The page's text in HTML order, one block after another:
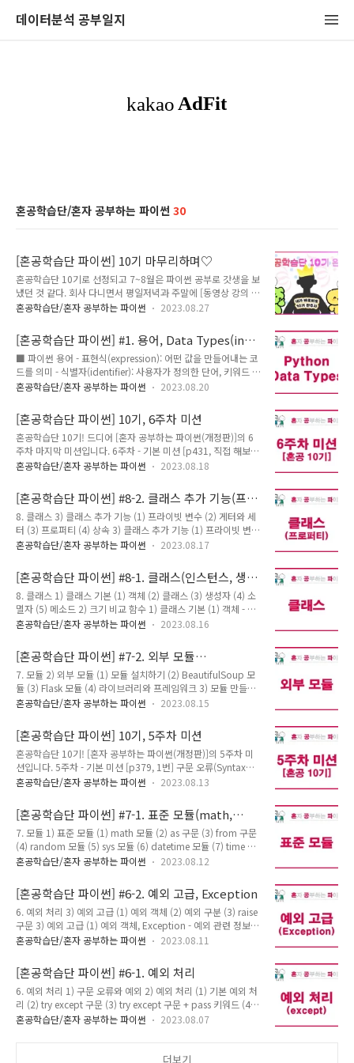
데이터분석 공부일지
혼공학습단/혼자 공부하는 파이썬 30
[혼공학습단 파이썬] 10기 마무리하며♡
혼공학습단 10기로 선정되고 7~8월은 파이썬 공부로 갓생을 보
냈던 것 같다. 회사 다니면서 평일저녁과 주말에 [동영상 강의 수
강 + 책 정독 및 실습 + 블로그 정리 + 미션 수행]까지 열심히 공
질러!! 예~~~) 혼공단의 마무리로 활동하면서 느꼈던 점과 향후
계획 등에 대해 남겨보려 합니다. ■ 활동하면서 느낀 점 이번
10기에는 총 500명의 혼공족이 선발되었는데, 그 중 319명이 1
주차 미션을 제출하고, 최종 완주는 176명(35%)이라고 합니다.
역시 매주 꾸준히 하는 건 쉽지 않은 것 같아 보입니다. 한빛미디
별 맞춤형 댓글 달아주시고, 어떻게든 공부시키려고 격려메시지
와 선..
혼공학습단/혼자 공부하는 파이썬 2023.08.27
[혼공학습단 파이썬] #1. 용어, Data Types(int,
dict, boolean, str, list, tuple)
■ 파이썬 용어 - 표현식(expression): 어떤 값을 만들어내는 코
드를 의미 - 식별자(identifier): 사용자가 정의한 단어, 키워드 단
어X, 숫자 시작X, 공백X - 키워드(keyword): 창시자가 정의한
(comment): 프로그램에 영향을 주지 않는 코드, #으로 시작, 초
록색 글씨 예) # 문자열을 출력합니다. - print( ) : 메시지를 출력
하는 함수 ■ 파이썬 Data Types 1. 숫자형 (Numeric) (1) 정수
(Integer, Int) - 소수점이 없는 숫자 (1, 10, 40297) > a = 10
(2) 실수 (Floating Piont, Float) - 소수점이 있는 숫자 (3.5,
혼공학습단/혼자 공부하는 파이썬 2023.08.20
[혼공학습단 파이썬] 10기, 6주차 미션
혼공학습단 10기! 드디어 [혼자 공부하는 파이썬(개정판)]의 6
주차 마지막 미션입니다. 6주차 - 기본 미션 [p431, 직접 해보는
손코딩: BeautifulSoup 스크레핑 실행하기] 예제 실행 후 결과
flask import Flask from urllib import request from bs4
import BeautifulSoup app = Flask(__name__)
@app.route("/") def hello(): target =
request.urlopen("http://www.kma.go.kr/weather/foreca
st/mid-term-rss3.jsp?stnId=108") soup =
혼공학습단/혼자 공부하는 파이썬 2023.08.18
[혼공학습단 파이썬] #8-2. 클래스 추가 기능(프라
이빗 변수, 게터와 세터, 프로퍼티, 상속)
8. 클래스 3) 클래스 추가 기능 (1) 프라이빗 변수 (2) 게터와 세
터 (3) 프로퍼티 (4) 상속 3) 클래스 추가 기능 (1) 프라이빗 변수
- 클래스 내부 변수를 외부에서 사용할 수 없는 변수 - __변수 이
혼공학습단/혼자 공부하는 파이썬 2023.08.17
[혼공학습단 파이썬] #8-1. 클래스(인스턴스, 생성
자, 메소드)
8. 클래스 1) 클래스 기본 (1) 객체 (2) 클래스 (3) 생성자 (4) 소
멸자 (5) 메소드 2) 크기 비교 함수 1) 클래스 기본 (1) 객체 - 객
체(object): 속성을 가질 수 있는 모든 것 - 객체 지향 프로그래
class) - 'students'가 객체이고, 딕셔너리를 아래와 같은 함수
형태로 생성하면 오타 등의 실수를 줄일 수 있음 def
input_student(name, korean, math, english): return{
"name": name, "korean": korean, "math": math,
"english": english } def total(student): return
혼공학습단/혼자 공부하는 파이썬 2023.08.16
[혼공학습단 파이썬] #7-2. 외부 모듈
(BeautifulSoup, Flask), 모듈 만들기, 디버깅
7. 모듈 2) 외부 모듈 (1) 모듈 설치하기 (2) BeautifulSoup 모
듈 (3) Flask 모듈 (4) 라이브러리와 프레임워크 3) 모듈 만들기
4) 텍스트/바이너리 데이터 (1) 텍스트 데이터 (2) 바이너리 데
이 기본으로 제공하지 않는 모듈 (사용자가 만든 모듈) (1) 모듈
설치하기 - 명령 프롬포트에서 설치! (window+R → cmd 입력
or 터미널에서 입력) - pip install 외부 모듈명: > pip install
Beautifulsoup4 Collecting soupsieve>1.2 (from
Beautifulsoup4) Downloading soupsieve-2.4.1-py3-
혼공학습단/혼자 공부하는 파이썬 2023.08.15
[혼공학습단 파이썬] 10기, 5주차 미션
혼공학습단 10기! [혼자 공부하는 파이썬(개정판)]의 5주차 미
션입니다. 5주차 - 기본 미션 [p379, 1번] 구문 오류(Syntax
Error)와 예외(Exception)의 차이 설명하기 구문 오류 예외 (런
인해 프로그램이 실행되지 않는 오류 - 코드 수정으로 해결 - 프
로그램 실행 후에 발생 - 프로그램 실행 중 발생하는 오류 - try
except 구문 등 예외 처리로 해결 5주차 - 선택 미션 [p381, 3
번] 다음 중 구문 오류 발생이 예상되면 '구문 오류'에, 예외 발생
이 예상되면 '예외'에 체크 표시를 한 후, 예상되는 에러명도 적
혼공학습단/혼자 공부하는 파이썬 2023.08.13
[혼공학습단 파이썬] #7-1. 표준 모듈(math,
random, sys, datetime, urllib, os)
7. 모듈 1) 표준 모듈 (1) math 모듈 (2) as 구문 (3) from 구문
(4) random 모듈 (5) sys 모듈 (6) datetime 모듈 (7) time 모
듈 (8) urllib 모듈 (9) os 모듈 1) 표준 모듈 - 모듈: 여러 변수와
하는 모듈 - import 모듈명 * 'python documentation' -
'Library reference'에서 세부 모듈 확인 가능 (1) math 모듈 -
수학 관련 기능을 제공하는 모듈 sin(x) cos(x) tan(x) log(x[,
base]) ceil(x) floor(x) 사인값 코사인값 탄젠트값 로그값 올림
내림 import math print(math.si..
혼공학습단/혼자 공부하는 파이썬 2023.08.12
[혼공학습단 파이썬] #6-2. 예외 고급, Exception
6. 예외 처리 3) 예외 고급 (1) 예외 객체 (2) 예외 구분 (3) raise
구문 3) 예외 고급 (1) 예외 객체, Exception - 예외 관련 정보를
담고 있는 객체 - try: 예외가 발생할 가능성이 있는 코드 except
때, 실행할 코드 try: number = int(input("정수입력: "))
print("원의 반지름: ", number) print("원의 넓이: ", 3.14 *
number * number) except Exception as exception:
print(type(exception)) print(exception) 더보기 # 실행결과
정수입력: 3.5 invalid literal for in..
혼공학습단/혼자 공부하는 파이썬 2023.08.11
[혼공학습단 파이썬] #6-1. 예외 처리
6. 예외 처리 1) 구문 오류와 예외 2) 예외 처리 (1) 기본 예외 처
리 (2) try except 구문 (3) try except 구문 + pass 키워드 (4)
finally 구문 1) 구문 오류와 예외 구문 오류 (Syntax Error) 예
결 - 프로그램 실행 중에 발생하는 오류 - try except 구문 등 예
혼공학습단/혼자 공부하는 파이썬 2023.08.07
더보기